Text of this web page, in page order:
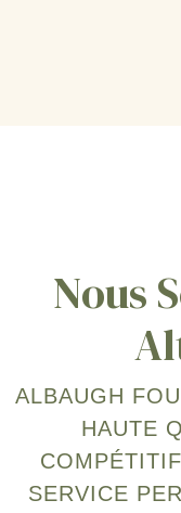
Nous
ALBAUGH
HAUTE
SERVICE